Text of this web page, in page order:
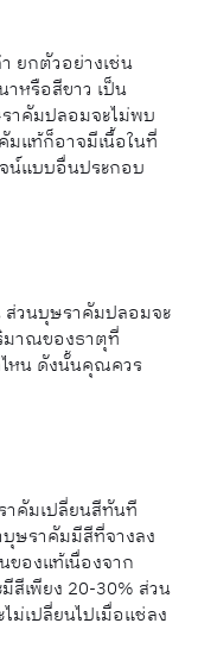
ยกตัวอย่างเช่น
าหรือสีขาว เป็น
าคัมปลอมจะไม่พบ
มแท้ก็อาจมีเนื้อในที่
น์แบบอื่นประกอบ
ส่วนบุษราคัมปลอมจะ
มาณของธาตุที่
หน ดังนั้นคุณควร
คัมเปลี่ยนสีทันที
ษราคัมมีสีที่จางลง
ของแท้เนื่องจาก
สีเพียง 20-30% ส่วน
ม่เปลี่ยนไปเมื่อแช่ลง